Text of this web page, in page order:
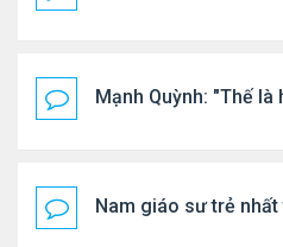
Mạnh Quỳnh: "Thế là
Nam giáo sư trẻ nhất